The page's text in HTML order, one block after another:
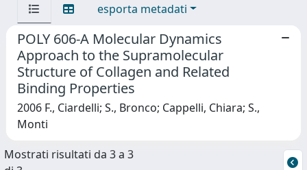
esporta metadati
POLY 606-A Molecular Dynamics
Approach to the Supramolecular
Structure of Collagen and Related
Binding Properties
2006 F., Ciardelli; S., Bronco; Cappelli, Chiara; S.,
Monti
Mostrati risultati da 3 a 3